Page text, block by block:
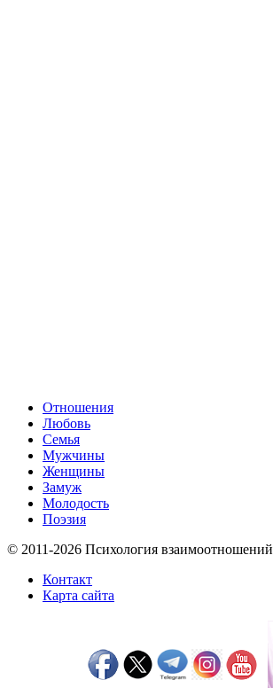
Отношения
Любовь
Семья
Мужчины
Женщины
Замуж
Молодость
Поэзия
© 2011-2026 Психология взаимоотношений
Контакт
Карта сайта